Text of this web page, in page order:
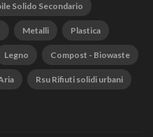
Solido Secondario
Metalli Plastica
Legno Compost - Biowaste
Rsu Rifiuti solidi urbani